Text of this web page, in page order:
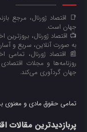
📑 اقتصاد ژورنال، مرجع
جهان است.
📺 اقتصاد ژورنال،
به صورت آنلاین، سریع و
📰 اقتصاد ژورنال، تمامی
روزنامه‌ها و مجلات
جهان گردآوری می‌کند.
تمامی حقوق مادی و معنوی
پربازدیدترین مقالات